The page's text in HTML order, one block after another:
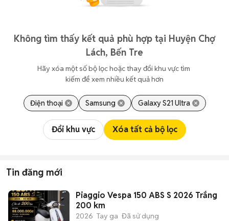
Không tìm thấy kết quả phù hợp tại Huyện Chợ
Lách, Bến Tre
Hãy xóa một số bộ lọc hoặc thay đổi khu vực tìm
kiếm để xem nhiều kết quả hơn
Điện thoại Samsung Galaxy S21 Ultra
Đổi khu vực Xóa tất cả bộ lọc
Tin đăng mới
Piaggio Vespa 150 ABS S 2026 Trắng
200 km
2026 Tay ga Đã sử dụng